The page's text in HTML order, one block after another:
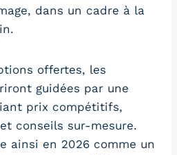
dans un cadre à la
offertes, les
guidées par une
prix compétitifs,
conseils sur-mesure.
ainsi en 2026 comme un